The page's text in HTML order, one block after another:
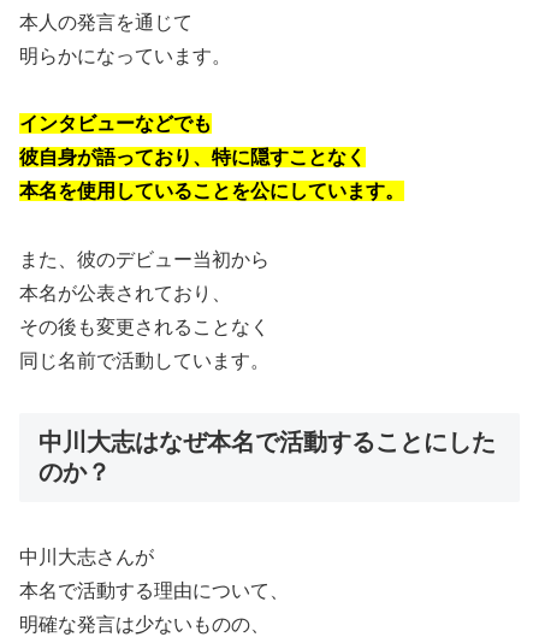
本人の発言を通じて
明らかになっています。
インタビューなどでも
彼自身が語っており、特に隠すことなく
本名を使用していることを公にしています。
また、彼のデビュー当初から
本名が公表されており、
その後も変更されることなく
同じ名前で活動しています。
中川大志はなぜ本名で活動することにした
のか？
中川大志さんが
本名で活動する理由について、
明確な発言は少ないものの、